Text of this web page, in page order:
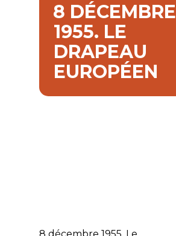
8 DÉCEMBRE
1955. LE
DRAPEAU
EUROPÉEN